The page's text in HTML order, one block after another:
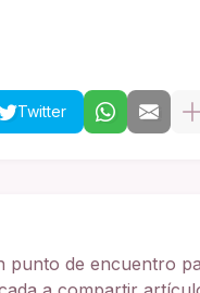
Twitter
punto de encuentro